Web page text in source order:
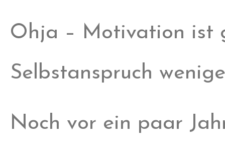
Ohja – Motivation ist
Selbstanspruch
Noch vor ein paar